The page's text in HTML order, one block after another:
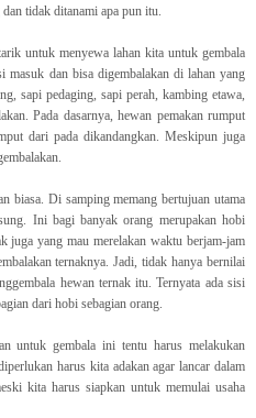
tidak ditanami apa pun itu.
untuk menyewa lahan kita untuk gembala
masuk dan bisa digembalakan di lahan yang
sapi pedaging, sapi perah, kambing etawa,
Pada dasarnya, hewan pemakan rumput
dari pada dikandangkan. Meskipun juga
biasa. Di samping memang bertujuan utama
Ini bagi banyak orang merupakan hobi
juga yang mau merelakan waktu berjam-jam
ternaknya. Jadi, tidak hanya bernilai
hewan ternak itu. Ternyata ada sisi
dari hobi sebagian orang.
untuk gembala ini tentu harus melakukan
harus kita adakan agar lancar dalam
kita harus siapkan untuk memulai usaha